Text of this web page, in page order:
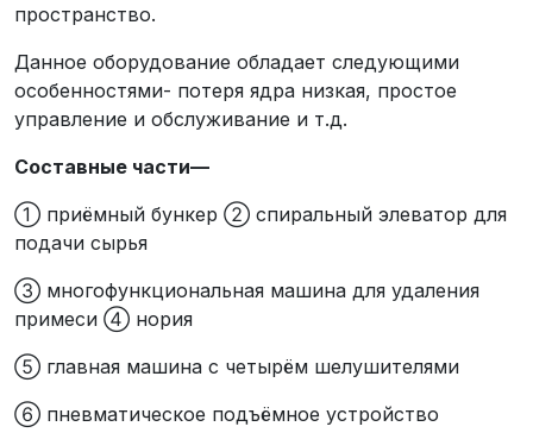
пространство.
Данное оборудование обладает следующими
особенностями- потеря ядра низкая, простое
управление и обслуживание и т.д.
Составные части—
① приёмный бункер ② спиральный элеватор для
подачи сырья
③ многофункциональная машина для удаления
примеси ④ нория
⑤ главная машина с четырём шелушителями
⑥ пневматическое подъёмное устройство